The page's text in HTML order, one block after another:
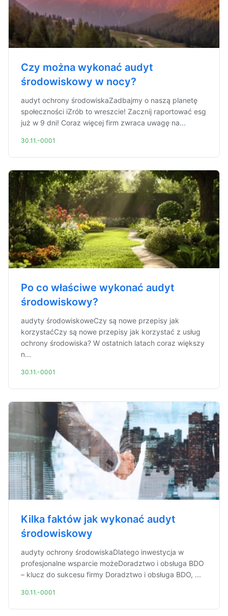
Czy można wykonać audyt
środowiskowy w nocy?
audyt ochrony środowiskaZadbajmy o naszą planetę
społeczności iZrób to wreszcie! Zacznij raportować esg
już w 9 dni! Coraz więcej firm zwraca uwagę na...
30.11.-0001
Po co właściwe wykonać audyt
środowiskowy?
audyty środowiskoweCzy są nowe przepisy jak
korzystaćCzy są nowe przepisy jak korzystać z usług
ochrony środowiska? W ostatnich latach coraz większy
n...
30.11.-0001
Kilka faktów jak wykonać audyt
środowiskowy
audyty ochrony środowiskaDlatego inwestycja w
profesjonalne wsparcie możeDoradztwo i obsługa BDO
– klucz do sukcesu firmy Doradztwo i obsługa BDO, ...
30.11.-0001